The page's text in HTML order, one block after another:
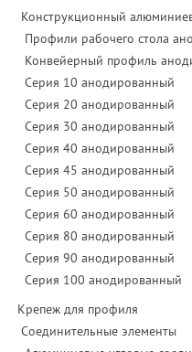
Конструкционный
Профили рабочего стола
Конвейерный профиль
Серия 10 анодированный
Серия 20 анодированный
Серия 30 анодированный
Серия 40 анодированный
Серия 45 анодированный
Серия 50 анодированный
Серия 60 анодированный
Серия 80 анодированный
Серия 90 анодированный
Серия 100 анодированный
Крепеж для профиля
Соединительные элементы